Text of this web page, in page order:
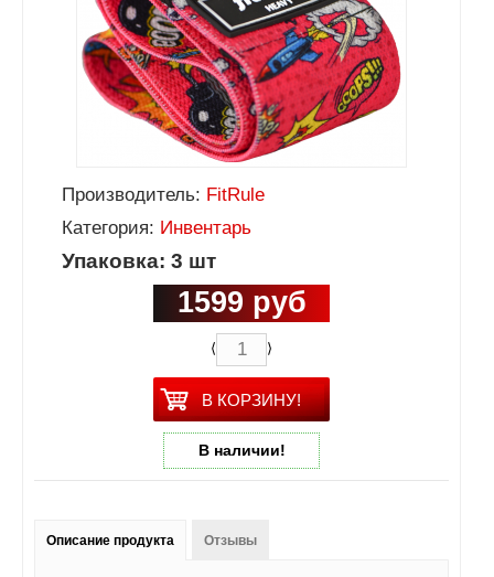
Производитель: FitRule
Категория: Инвентарь
Упаковка: 3 шт
1599 руб
⟨ ⟩
В КОРЗИНУ!
В наличии!
Описание продукта Отзывы